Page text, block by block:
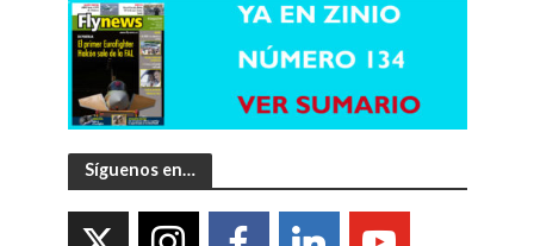
Síguenos en…